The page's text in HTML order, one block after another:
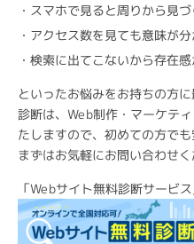
スマホで見ると周りから見
アクセス数を見ても意味が
検索に出てこないから存在
といったお悩みをお持ちの方に
診断は、Web制作・マーケテ
たしますので、初めての方で
まずはお気軽にお問い合わせく
「Webサイト無料診断サービ